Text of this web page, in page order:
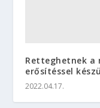
Retteghetnek a
erősítéssel
2022.04.17.